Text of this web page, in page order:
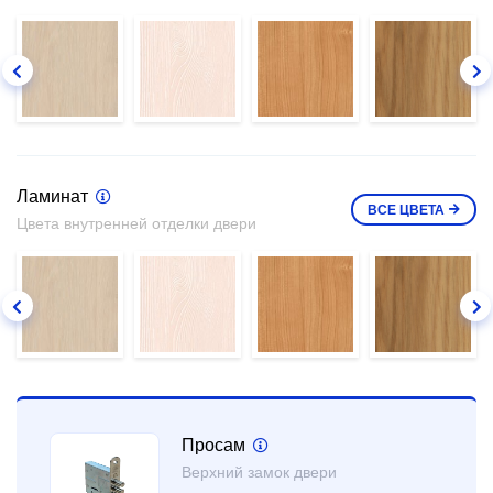
Ламинат
Цвета внутренней отделки двери
ВСЕ ЦВЕТА
Просам
Верхний замок двери